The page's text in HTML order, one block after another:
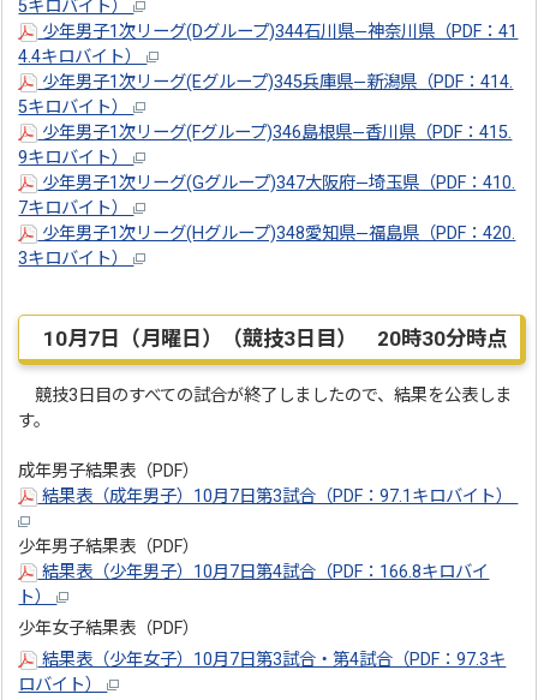
5キロバイト）
少年男子1次リーグ(Dグループ)344石川県―神奈川県（PDF：41
4.4キロバイト）
少年男子1次リーグ(Eグループ)345兵庫県―新潟県（PDF：414.
5キロバイト）
少年男子1次リーグ(Fグループ)346島根県―香川県（PDF：415.
9キロバイト）
少年男子1次リーグ(Gグループ)347大阪府―埼玉県（PDF：410.
7キロバイト）
少年男子1次リーグ(Hグループ)348愛知県―福島県（PDF：420.
3キロバイト）
10月7日（月曜日）（競技3日目） 20時30分時点
競技3日目のすべての試合が終了しましたので、結果を公表しま
す。
成年男子結果表（PDF）
結果表（成年男子）10月7日第3試合（PDF：97.1キロバイト）
少年男子結果表（PDF）
結果表（少年男子）10月7日第4試合（PDF：166.8キロバイ
ト）
少年女子結果表（PDF）
結果表（少年女子）10月7日第3試合・第4試合（PDF：97.3キ
ロバイト）